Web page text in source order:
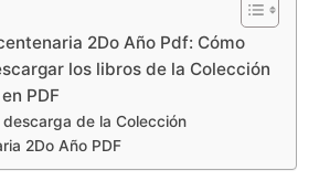
2Do Año Pdf: Cómo
los libros de la Colección
PDF
de la Colección
2Do Año PDF